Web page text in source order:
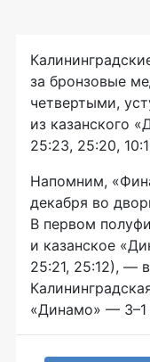
за бронзовые
четвертыми,
из казанского
25:23, 25:20,
Напомним,
декабря во
В первом
и казанское
25:21, 25:12), —
«Динамо» — 3–1